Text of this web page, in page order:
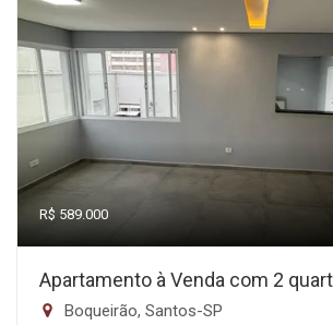
R$ 589.000
Apartamento à Venda com 2
Boqueirão, Santos-SP